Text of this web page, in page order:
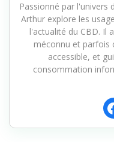
Passionné par l'univers
Arthur explore les
l'actualité du CBD. Il
méconnu et parfois
accessible, et
consommation